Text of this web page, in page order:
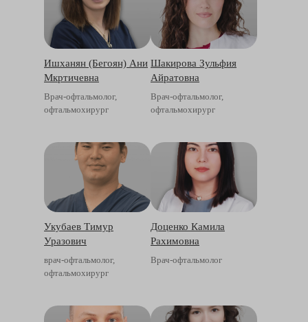
Ишханян (Бегоян) Ани
Мкртичевна
Врач-офтальмолог,
офтальмохирург
Шакирова Зульфия
Айратовна
Врач-офтальмолог,
офтальмохирург
Укубаев Тимур
Уразович
врач-офтальмолог,
офтальмохирург
Доценко Камила
Рахимовна
Врач-офтальмолог